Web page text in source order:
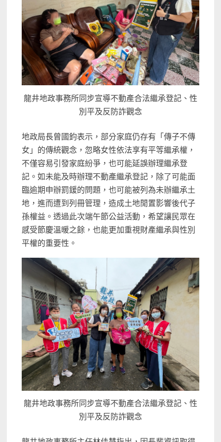
龍井地政事務所同步宣導不動產合法繼承登記、性
別平及反防詐觀念
地政局長曾國鈞表示，部分家庭仍存有「傳子不傳
女」的傳統觀念，忽略女性依法享有平等繼承權，
不僅容易引發家庭紛爭，也可能延誤辦理繼承登
記。如未能及時辦理不動產繼承登記，除了可能面
臨逾期申辦罰鍰的問題，也可能被列為未辦繼承土
地，進而遭到列冊管理，造成土地閒置影響後代子
孫權益。透過此次端午節公益活動，希望讓民眾在
感受節慶溫暖之餘，也能更加重視財產繼承與性別
平權的重要性。
龍井地政事務所同步宣導不動產合法繼承登記、性
別平及反防詐觀念